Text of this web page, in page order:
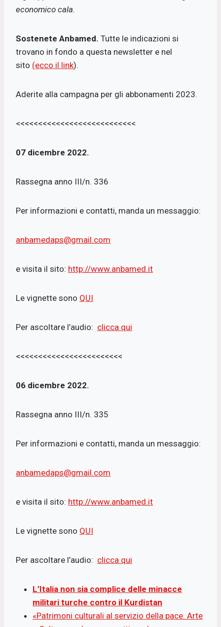
economico cala.
Sostenete Anbamed. Tutte le indicazioni si
trovano in fondo a questa newsletter e nel
sito (ecco il link).
Aderite alla campagna per gli abbonamenti 2023.
<<<<<<<<<<<<<<<<<<<<<<<<<<<
07 dicembre 2022.
Rassegna anno III/n. 336
Per informazioni e contatti, manda un messaggio:
anbamedaps@gmail.com
e visita il sito: http://www.anbamed.it
Le vignette sono QUI
Per ascoltare l’audio: clicca qui
<<<<<<<<<<<<<<<<<<<<<<<<
06 dicembre 2022.
Rassegna anno III/n. 335
Per informazioni e contatti, manda un messaggio:
anbamedaps@gmail.com
e visita il sito: http://www.anbamed.it
Le vignette sono QUI
Per ascoltare l’audio: clicca qui
L’Italia non sia complice delle minacce
militari turche contro il Kurdistan
«Patrimoni culturali al servizio della pace. Arte